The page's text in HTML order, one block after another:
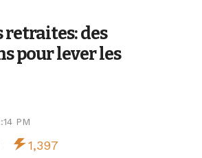
retraites: des
pour lever les
PM
1,397